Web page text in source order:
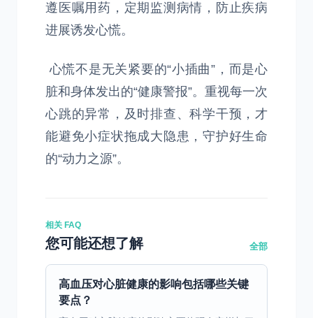
遵医嘱用药，定期监测病情，防止疾病
进展诱发心慌。
心慌不是无关紧要的“小插曲”，而是心
脏和身体发出的“健康警报”。重视每一次
心跳的异常，及时排查、科学干预，才
能避免小症状拖成大隐患，守护好生命
的“动力之源”。
相关 FAQ
您可能还想了解 全部
高血压对心脏健康的影响包括哪些关键
要点？